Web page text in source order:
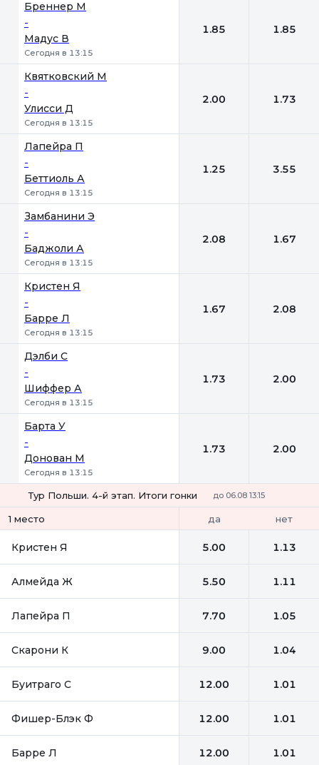
Бреннер М
-
Мадус В
Сегодня в 13:15
1.85 1.85
Квятковский М
-
Улисси Д
Сегодня в 13:15
2.00 1.73
Лапейра П
-
Беттиоль А
Сегодня в 13:15
1.25 3.55
Замбанини Э
-
Баджоли А
Сегодня в 13:15
2.08 1.67
Кристен Я
-
Барре Л
Сегодня в 13:15
1.67 2.08
Дэлби С
-
Шиффер А
Сегодня в 13:15
1.73 2.00
Барта У
-
Донован М
Сегодня в 13:15
1.73 2.00
Тур Польши. 4-й этап. Итоги гонки до 06.08 13:15
1 место да нет
Кристен Я 5.00 1.13
Алмейда Ж 5.50 1.11
Лапейра П 7.70 1.05
Скарони К 9.00 1.04
Буитраго С 12.00 1.01
Фишер-Блэк Ф 12.00 1.01
Барре Л 12.00 1.01